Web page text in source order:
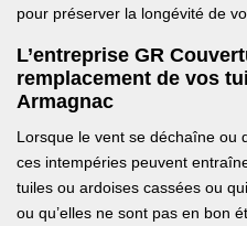
pour préserver la longévité de
L’entreprise GR
remplacement de vos
Armagnac
Lorsque le vent se déchaîne ou
ces intempéries peuvent
tuiles ou ardoises cassées ou
ou qu’elles ne sont pas en bon